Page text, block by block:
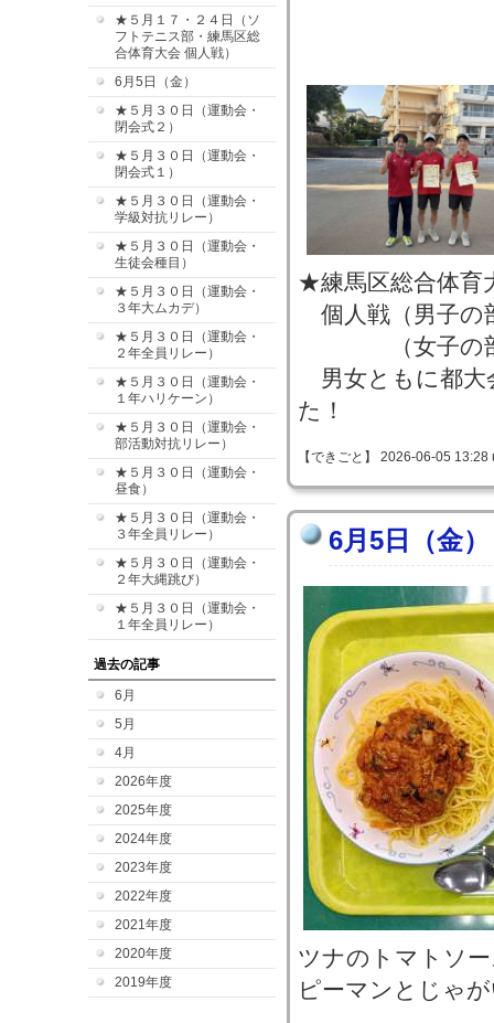
★５月１７・２４日（ソ
フトテニス部・練馬区総
合体育大会 個人戦）
6月5日（金）
★５月３０日（運動会・
閉会式２）
★５月３０日（運動会・
閉会式１）
★５月３０日（運動会・
学級対抗リレー）
★５月３０日（運動会・
生徒会種目）
★５月３０日（運動会・
３年大ムカデ）
★５月３０日（運動会・
２年全員リレー）
★５月３０日（運動会・
１年ハリケーン）
★５月３０日（運動会・
部活動対抗リレー）
★５月３０日（運動会・
昼食）
★５月３０日（運動会・
３年全員リレー）
★５月３０日（運動会・
２年大縄跳び）
★５月３０日（運動会・
１年全員リレー）
過去の記事
6月
5月
4月
2026年度
2025年度
2024年度
2023年度
2022年度
2021年度
2020年度
2019年度
★練馬区総合体育
個人戦（男子
（女子の部
男女ともに都大
た！
【できごと】 2026-06-05
6月5日（金）
ツナのトマトソ
ピーマンとじゃ